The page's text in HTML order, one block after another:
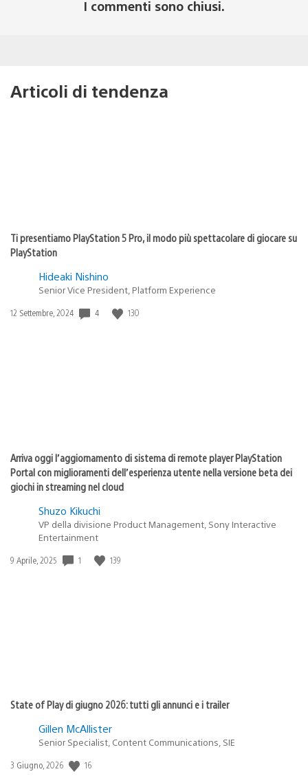
I commenti sono chiusi.
Articoli di tendenza
Ti presentiamo PlayStation 5 Pro, il modo più spettacolare di giocare su
PlayStation
Hideaki Nishino
Senior Vice President, Platform Experience
Data
12 Settembre, 2024 4 130
Arriva oggi l’aggiornamento di sistema di remote player PlayStation
Portal con miglioramenti dell’esperienza utente nella versione beta dei
giochi in streaming nel cloud
Shuzo Kikuchi
VP della divisione Product Management, Sony Interactive
Entertainment
Data
9 Aprile, 2025 1 139
State of Play di giugno 2026: tutti gli annunci e i trailer
Gillen McAllister
Senior Specialist, Content Communications, SIE
Data
3 Giugno, 2026 16